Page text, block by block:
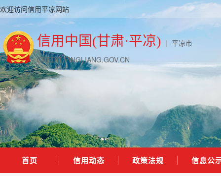
欢迎访问信用平凉网站
信用中国(甘肃·平凉) | 平凉市
CREDIT.PINGLIANG.GOV.CN
首页 信用动态 政策法规 信息公